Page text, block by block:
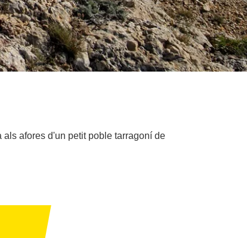
afores d'un petit poble tarragoní de